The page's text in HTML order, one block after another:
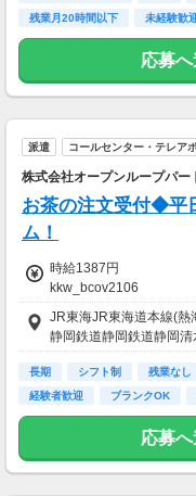
給料日前にお金が必要
※最短5日後から受け取
※給与は原則【月末締め
※当社規定あり
残業月20時間以下 未経験歓
経験者歓迎
応募
派遣 コールセンター・テレア
株式会社オープンループパー
お茶の注文受付◆平
ム！
時給1387円
kkw_bcov2106
JR東海JR東海道本線(熱
静岡鉄道静岡鉄道静岡清
長期 シフト制 残業なし
経験者歓迎
ブランクOK
応募